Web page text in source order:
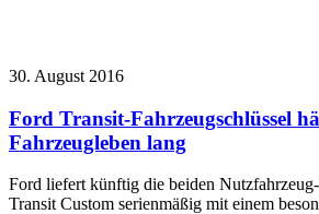
30. August 2016
Ford Transit-Fahrzeugschlüssel
Fahrzeugleben lang
Ford liefert künftig die beiden
Transit Custom serienmäßig mit einem